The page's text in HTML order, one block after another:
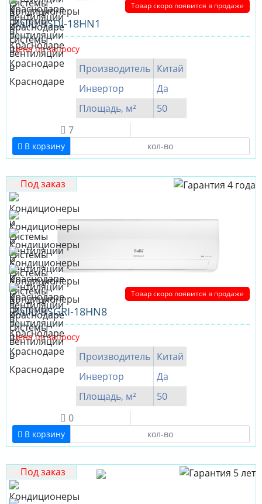
Товар скоро появится в продаже
Ballu BSDI-18HN1
Цена по запросу
Производитель Китай
Инвертор
Да
Площадь, м²
50
7
В корзину
Под заказ
Товар скоро появится в продаже
Ballu BSGRI-18HN8
Цена по запросу
Производитель Китай
Инвертор
Да
Площадь, м²
50
0
В корзину
Под заказ